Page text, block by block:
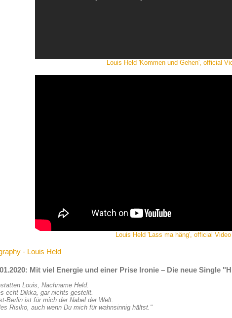
Louis Held 'Kommen und Gehen', official
Louis Held 'Lass ma häng', official Video
- Louis Held
Mit viel Energie und einer Prise Ironie – Die neue Single
Louis, Nachname Held.
echt Dikka, gar nichts gestellt.
Berlin ist für mich der Nabel der Welt.
Risiko, auch wenn Du mich für wahnsinnig hältst."